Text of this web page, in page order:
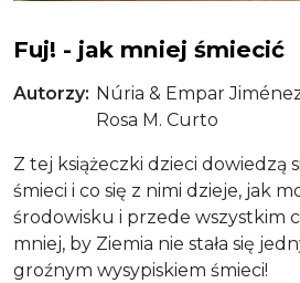
Fuj! - jak mniej śmiecić
Autorzy
Núria & Empar
Rosa M. Curto
Z tej książeczki dzieci dowiedzą
śmieci i co się z nimi dzieje, jak
środowisku i przede wszystkim
mniej, by Ziemia nie stała się
groźnym wysypiskiem śmieci!